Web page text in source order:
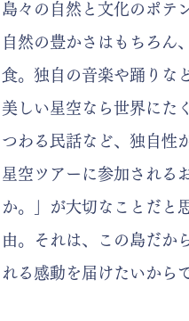
島々の自然と文化のポテ
自然の豊かさはもちろん
食。独自の音楽や踊りな
美しい星空なら世界にた
つわる民話など、独自性
星空ツアーに参加される
か。」​が大切なことだと
由。それは、この島だか
れる感動を届けたいから